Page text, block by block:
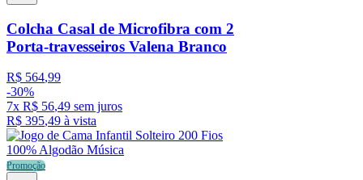
Colcha Casal de Microfibra com 2
Porta-travesseiros Valena Branco
R$ 564,99
-30%
7x R$ 56,49 sem juros
R$ 395,49 à vista
Promoção